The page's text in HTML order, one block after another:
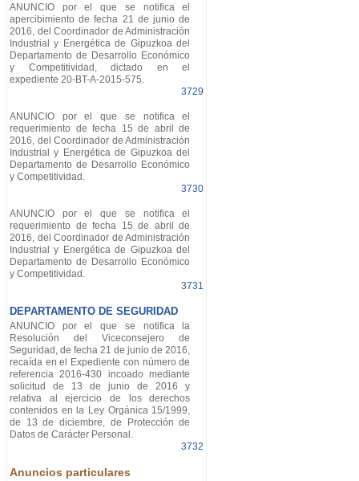
ANUNCIO por el que se notifica el
apercibimiento de fecha 21 de junio de
2016, del Coordinador de Administración
Industrial y Energética de Gipuzkoa del
Departamento de Desarrollo Económico
y Competitividad, dictado en el
expediente 20-BT-A-2015-575.
3729
ANUNCIO por el que se notifica el
requerimiento de fecha 15 de abril de
2016, del Coordinador de Administración
Industrial y Energética de Gipuzkoa del
Departamento de Desarrollo Económico
y Competitividad.
3730
ANUNCIO por el que se notifica el
requerimiento de fecha 15 de abril de
2016, del Coordinador de Administración
Industrial y Energética de Gipuzkoa del
Departamento de Desarrollo Económico
y Competitividad.
3731
DEPARTAMENTO DE SEGURIDAD
ANUNCIO por el que se notifica la
Resolución del Viceconsejero de
Seguridad, de fecha 21 de junio de 2016,
recaída en el Expediente con número de
referencia 2016-430 incoado mediante
solicitud de 13 de junio de 2016 y
relativa al ejercicio de los derechos
contenidos en la Ley Orgánica 15/1999,
de 13 de diciembre, de Protección de
Datos de Carácter Personal.
3732
Anuncios particulares